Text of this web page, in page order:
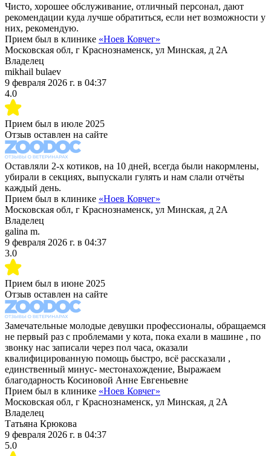
Чисто, хорошее обслуживание, отличный персонал, дают
рекомендации куда лучше обратиться, если нет возможности у
них, рекомендую.
Прием был в клинике «Ноев Ковчег»
Московская обл, г Краснознаменск, ул Минская, д 2А
Владелец
mikhail bulaev
9 февраля 2026 г. в 04:37
4.0
Прием был в июле 2025
Отзыв оставлен на сайте
Оставляли 2-х котиков, на 10 дней, всегда были накормлены,
убирали в секциях, выпускали гулять и нам слали отчёты
каждый день.
Прием был в клинике «Ноев Ковчег»
Московская обл, г Краснознаменск, ул Минская, д 2А
Владелец
galina m.
9 февраля 2026 г. в 04:37
3.0
Прием был в июне 2025
Отзыв оставлен на сайте
Замечательные молодые девушки профессионалы, обращаемся
не первый раз с проблемами у кота, пока ехали в машине , по
звонку нас записали через пол часа, оказали
квалифицированную помощь быстро, всё рассказали ,
единственный минус- местонахождение, Выражаем
благодарность Косиновой Анне Евгеньевне
Прием был в клинике «Ноев Ковчег»
Московская обл, г Краснознаменск, ул Минская, д 2А
Владелец
Татьяна Крюкова
9 февраля 2026 г. в 04:37
5.0